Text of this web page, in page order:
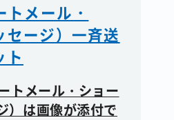
トメール・
セージ）一斉送
ト
トメール・ショー
）は画像が添付で